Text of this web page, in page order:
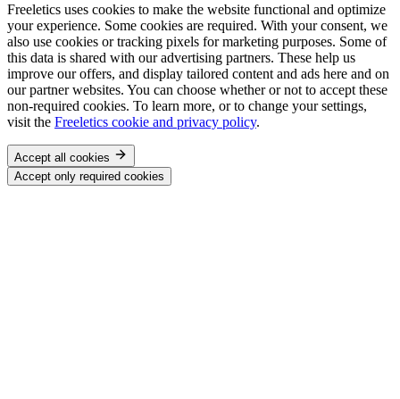
Freeletics uses cookies to make the website functional and optimize
your experience. Some cookies are required. With your consent, we
also use cookies or tracking pixels for marketing purposes. Some of
this data is shared with our advertising partners. These help us
improve our offers, and display tailored content and ads here and on
our partner websites. You can choose whether or not to accept these
non-required cookies. To learn more, or to change your settings,
visit the Freeletics cookie and privacy policy.
Accept all cookies
Accept only required cookies